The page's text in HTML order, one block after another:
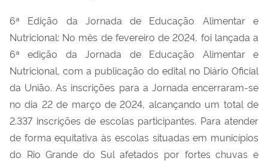
6ª Edição da Jornada de Educação Alimentar e
Nutricional: No mês de fevereiro de 2024, foi lançada a
6ª edição da Jornada de Educação Alimentar e
Nutricional, com a publicação do edital no Diário Oficial
da União. As inscrições para a Jornada encerraram-se
no dia 22 de março de 2024, alcançando um total de
2.337 inscrições de escolas participantes. Para atender
de forma equitativa às escolas situadas em municípios
do Rio Grande do Sul afetados por fortes chuvas e